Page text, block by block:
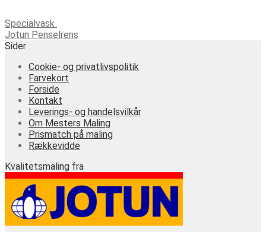
Specialvask
Jotun Penselrens
Sider
Cookie- og privatlivspolitik
Farvekort
Forside
Kontakt
Leverings- og handelsvilkår
Om Mesters Maling
Prismatch på maling
Rækkevidde
Kvalitetsmaling fra